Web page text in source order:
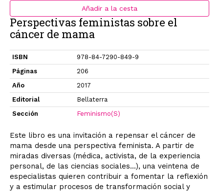
Añadir a la cesta
Perspectivas feministas sobre el
cáncer de mama
ISBN
978-84-7290-849-9
Páginas
206
Año
2017
Editorial
Bellaterra
Sección
Feminismo(S)
Este libro es una invitación a repensar el cáncer de
mama desde una perspectiva feminista. A partir de
miradas diversas (médica, activista, de la experiencia
personal, de las ciencias sociales...), una veintena de
especialistas quieren contribuir a fomentar la reflexión
y a estimular procesos de transformación social y